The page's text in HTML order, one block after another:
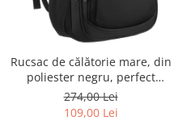
Rucsac de călătorie mare, din
poliester negru, perfect
pentru bagajul de mână -
Rovicky PTR-R-BHX-05-1020
274,00 Lei
109,00 Lei